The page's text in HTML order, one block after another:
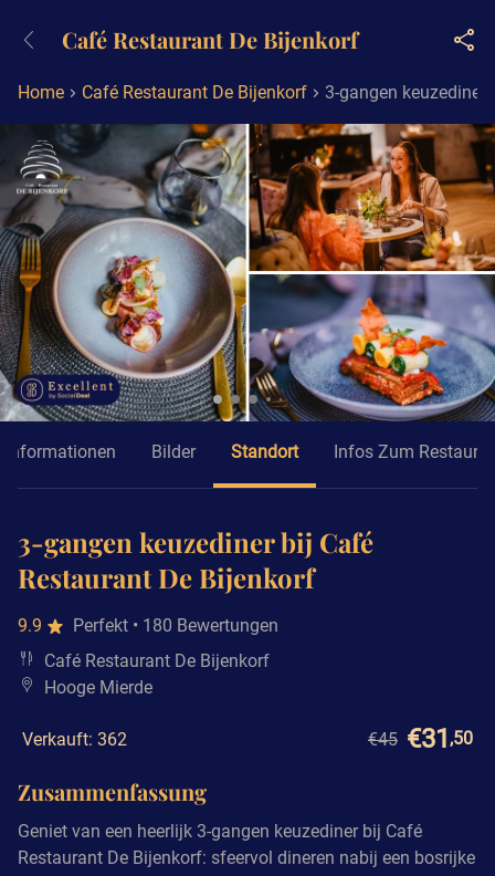
Erreichbar bis 23:00 Uhr (max
0,09€/Min)
Home Café Restaurant De Bijenkorf 3-gangen
Café Restaurant De Bijenkorf
Informationen Bilder Standort Infos Zum
3-gangen keuzediner bij Café
Restaurant De Bijenkorf
9.9 Perfekt • 180 Bewertungen
Café Restaurant De Bijenkorf
Hooge Mierde
Verkauft: 362 €45 €31 ,50
Zusammenfassung
Geniet van een heerlijk 3-gangen keuzediner bij Café
Restaurant De Bijenkorf: sfeervol dineren nabij een bosrijke